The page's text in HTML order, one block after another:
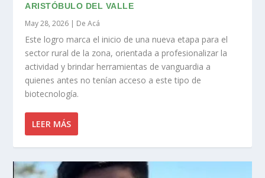
ARISTÓBULO DEL VALLE
May 28, 2026 | De Acá
Este logro marca el inicio de una nueva etapa para el
sector rural de la zona, orientada a profesionalizar la
actividad y brindar herramientas de vanguardia a
quienes antes no tenían acceso a este tipo de
biotecnología.
LEER MÁS